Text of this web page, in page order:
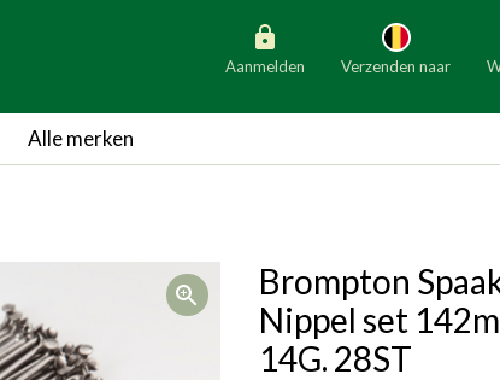
Aanmelden Verzenden naar
Slovenië Italië
Denemarken
Alle merken
Open
Brompton
Nippel set
14G. 28ST